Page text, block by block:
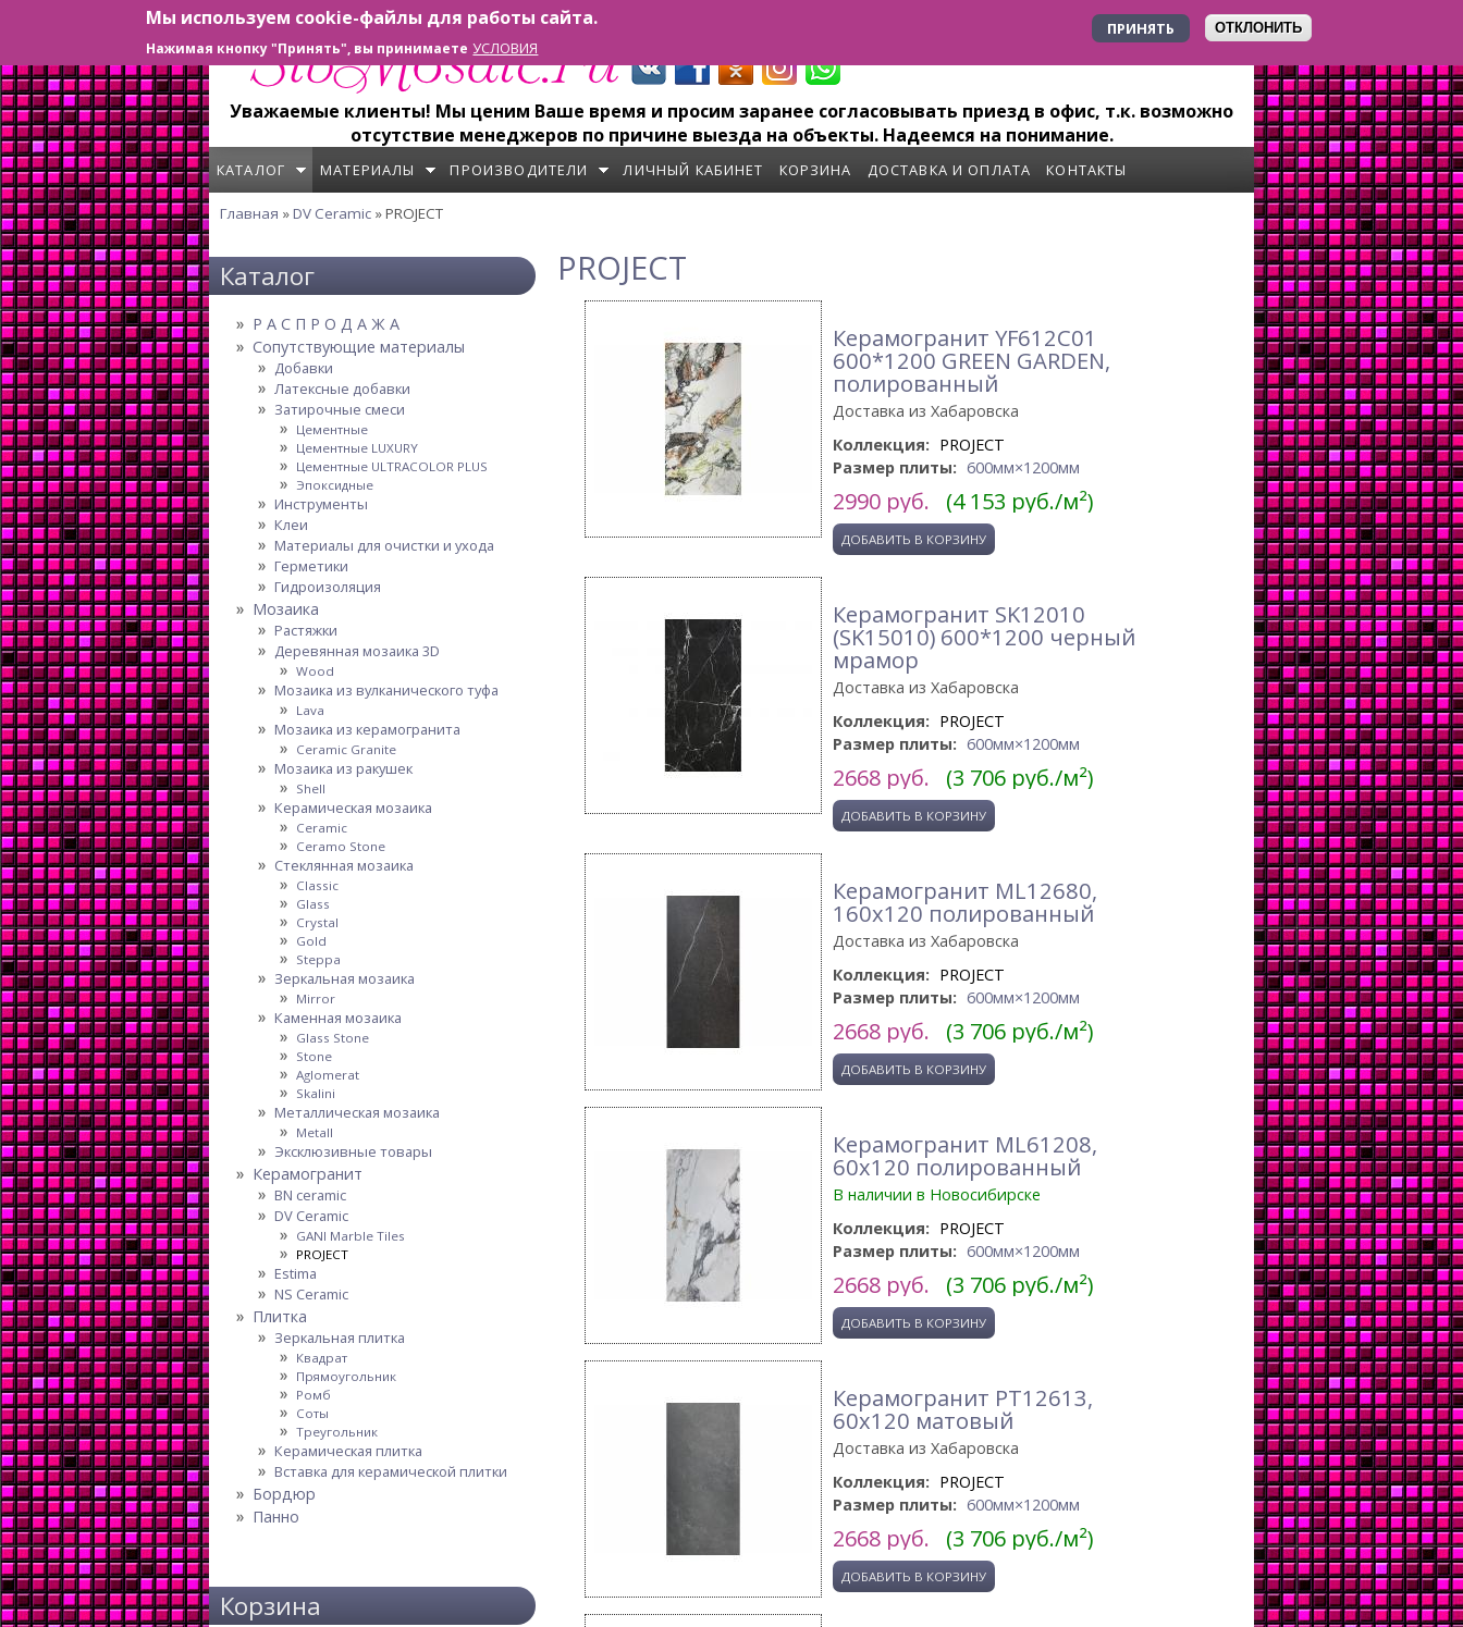
Мы используем cookie-файлы для работы сайта.
Нажимая кнопку "Принять", вы принимаете УСЛОВИЯ
ПРИНЯТЬ ОТКЛОНИТЬ
Перейти к основному содержанию +7 923 179-6-279
Уважаемые клиенты! Мы ценим Ваше время и просим заранее согласовывать приезд в офис, т.к. возможно
отсутствие менеджеров по причине выезда на объекты. Надеемся на понимание.
КАТАЛОГ МАТЕРИАЛЫ ПРОИЗВОДИТЕЛИ ЛИЧНЫЙ КАБИНЕТ КОРЗИНА ДОСТАВКА И ОПЛАТА КОНТАКТЫ
Главная »DV Ceramic » PROJECT
PROJECT
Керамогранит YF612C01
600*1200 GREEN GARDEN,
полированный
Доставка из Хабаровска
Коллекция: PROJECT
Размер плиты: 600мм×1200мм
2990руб. (4 153 руб./м²)
Керамогранит SK12010
(SK15010) 600*1200 черный
мрамор
Доставка из Хабаровска
Коллекция: PROJECT
Размер плиты: 600мм×1200мм
2668руб. (3 706 руб./м²)
Керамогранит ML12680,
160x120 полированный
Доставка из Хабаровска
Коллекция: PROJECT
Размер плиты: 600мм×1200мм
2668руб. (3 706 руб./м²)
Керамогранит ML61208,
60x120 полированный
В наличии в Новосибирске
Коллекция: PROJECT
Размер плиты: 600мм×1200мм
2668руб. (3 706 руб./м²)
Керамогранит PT12613,
60x120 матовый
Доставка из Хабаровска
Коллекция: PROJECT
Размер плиты: 600мм×1200мм
2668руб. (3 706 руб./м²)
Каталог
Р А С П Р О Д А Ж А
Сопутствующие материалы
Добавки
Латексные добавки
Затирочные смеси
Цементные
Цементные LUXURY
Цементные ULTRACOLOR PLUS
Эпоксидные
Инструменты
Клеи
Материалы для очистки и ухода
Герметики
Гидроизоляция
Мозаика
Растяжки
Деревянная мозаика 3D
Wood
Мозаика из вулканического туфа
Lava
Мозаика из керамогранита
Ceramic Granite
Мозаика из ракушек
Shell
Керамическая мозаика
Ceramic
Ceramo Stone
Стеклянная мозаика
Classic
Glass
Crystal
Gold
Steppa
Зеркальная мозаика
Mirror
Каменная мозаика
Glass Stone
Stone
Aglomerat
Skalini
Металлическая мозаика
Metall
Эксклюзивные товары
Керамогранит
BN ceramic
DV Ceramic
GANI Marble Tiles
PROJECT
Estima
NS Ceramic
Плитка
Зеркальная плитка
Квадрат
Прямоугольник
Ромб
Соты
Треугольник
Керамическая плитка
Вставка для керамической плитки
Бордюр
Панно
Корзина